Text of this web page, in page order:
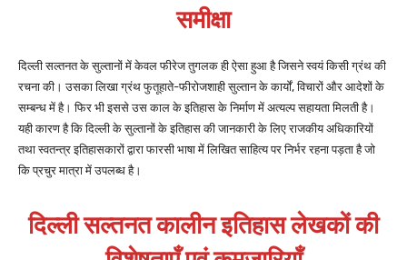
समीक्षा
दिल्ली सल्तनत के सुल्तानों में केवल फीरेज तुगलक ही ऐसा हुआ है जिसने स्वयं किसी ग्रंथ की
रचना की। उसका लिखा ग्रंथ फुतूहाते-फीरोजशाही सुल्तान के कार्यों, विचारों और आदेशों के
सम्बन्ध में है। फिर भी इससे उस काल के इतिहास के निर्माण में अत्यल्प सहायता मिलती है।
यही कारण है कि दिल्ली के सुल्तानों के इतिहास की जानकारी के लिए राजकीय अधिकारियों
तथा स्वतन्त्र इतिहासकारों द्वारा फारसी भाषा में लिखित साहित्य पर निर्भर रहना पड़ता है जो
कि प्रचुर मात्रा में उपलब्ध है।
दिल्ली सल्तनत कालीन इतिहासलेखकों की